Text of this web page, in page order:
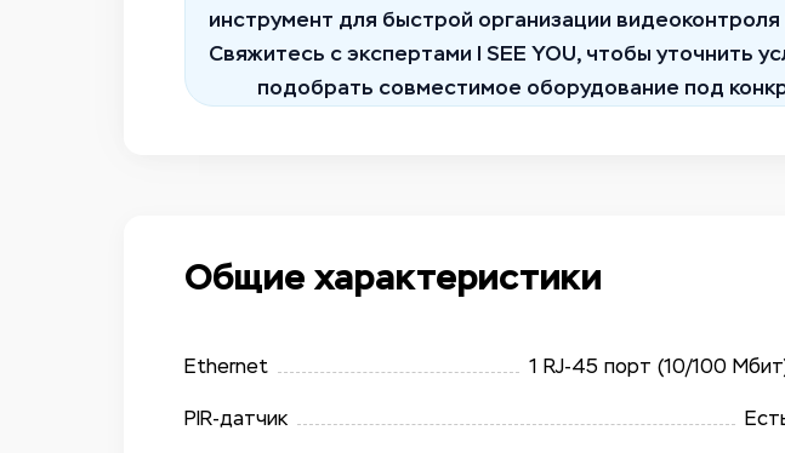
инструмент для быстрой организации
Свяжитесь с экспертами I SEE YOU, чтобы уточнить
подобрать совместимое оборудование под
Общие характеристики
Ethernet 1 RJ-45 порт (10/​100
PIR-датчик